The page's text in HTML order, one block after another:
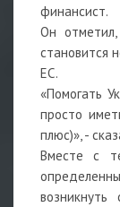
финансист.
Он
становится
ЕС.
«Помогать
просто
плюс)», -
Вместе с
возникнуть